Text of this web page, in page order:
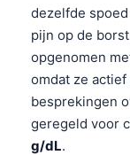
dezelfde spoed
pijn op de
opgenomen
omdat ze
besprekingen
geregeld voor
g/dL.
ئۇيغۇرچە
Татар
Esperanto